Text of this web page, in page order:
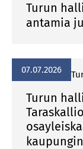
Turun
antamia
07.07.2026
Turun